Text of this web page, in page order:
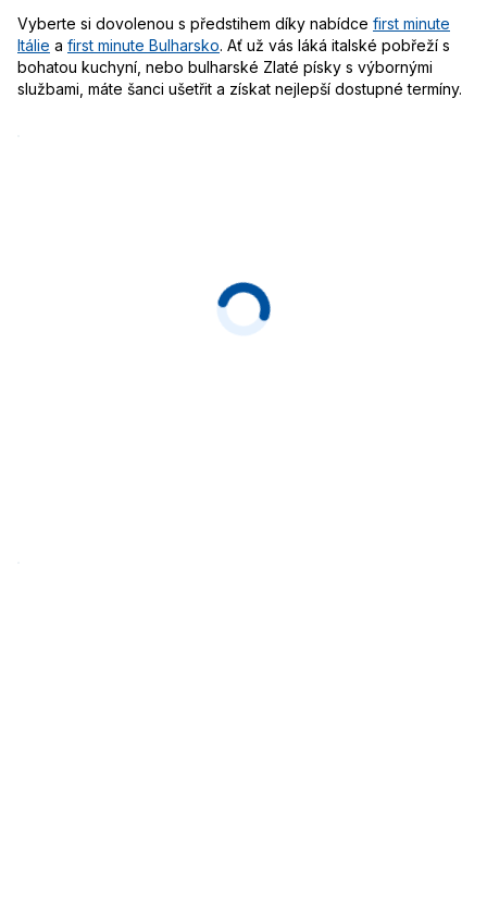
Vyberte si dovolenou s předstihem díky nabídce first minute
Itálie a first minute Bulharsko. Ať už vás láká italské pobřeží s
bohatou kuchyní, nebo bulharské Zlaté písky s výbornými
službami, máte šanci ušetřit a získat nejlepší dostupné termíny.